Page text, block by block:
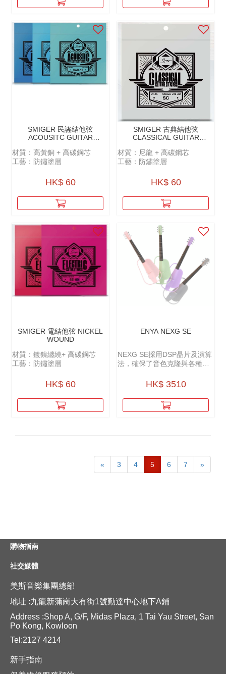
SMIGER 民謠結他弦
ACOUSITC GUITAR
SAB（BRASS）
材質：高黃銅 + ⾼碳鋼芯
工藝：防鏽塗層
HK$ 60
SMIGER 古典結他弦
CLASSICAL GUITAR
材質：尼龍 + 高碳鋼芯
工藝：防鏽塗層
HK$ 60
SMIGER 電結他弦 NICKEL
WOUND
材質：鍍鎳纏繞+ 高碳鋼芯
工藝：防鏽塗層
HK$ 60
ENYA NEXG SE
NEXG SE採用DSP晶片及演算
法，確保了音色克隆與各種數
輕鬆複製各種木吉他音色，還
效果
HK$ 3510
« 3 4 5 6 7 »
購物指南
社交媒體
美斯音樂集團總部
地址 :九龍新蒲崗大有街1號勤達中心地下A鋪
Address :Shop A, G/F, Midas Plaza, 1 Tai Yau Street, San
Po Kong, Kowloon
Tel:2127 4214
新手指南